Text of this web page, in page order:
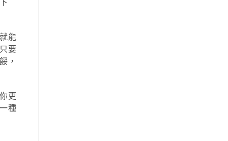
能
要
，
更
種